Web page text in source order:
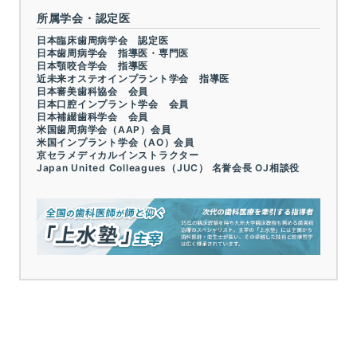
所属学会・認定医
日本臨床歯周病学会 認定医
日本歯周病学会 指導医・専門医
日本顎咬合学会 指導医
近未来オステオインプラント学会 指導医
日本審美歯科協会 会員
日本口腔インプラント学会 会員
日本補綴歯科学会 会員
米国歯周病学会（AAP）会員
米国インプラント学会（AO）会員
京セラメディカルインストラクター
Japan United Colleagues（JUC） 名誉会長 OJ相談役